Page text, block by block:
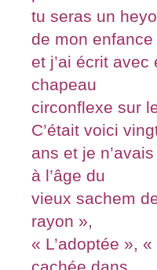
tu seras un
de mon enfance
et j’ai écrit
chapeau
circonflexe sur
C’était voici
ans et je
à l’âge du
vieux sachem
rayon »,
« L’adoptée »,
cachée dans